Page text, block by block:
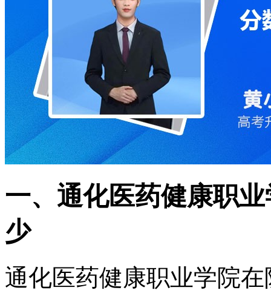
一、通化医药健康职
少
通化医药健康职业学院